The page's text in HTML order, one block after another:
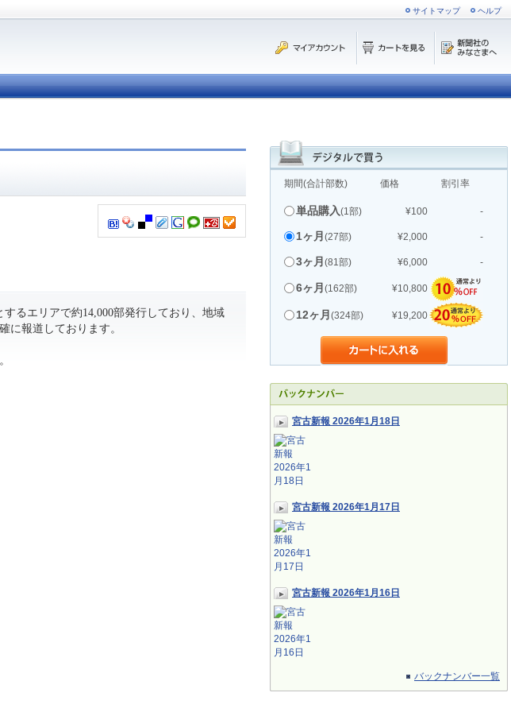
サイトマップ ヘルプ
期間(合計部数) 価格 割引率
単品購入(1部) ¥100 -
1ヶ月 (27部) ¥2,000 -
3ヶ月 (81部) ¥6,000 -
6ヶ月 (162部) ¥10,800
12ヶ月 (324部) ¥19,200
宮古新報 2026年1月18日
宮古新報 2026年1月17日
宮古新報 2026年1月16日
バックナンバー一覧
るエリアで約14,000部発行しており、地域
に報道しております。